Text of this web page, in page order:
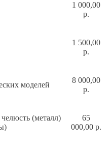
1 000,00
р.
1 500,00
р.
моделей
8 000,00
р.
(металл)
65
000,00 р.